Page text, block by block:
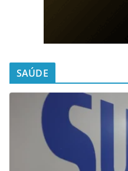
SAÚDE